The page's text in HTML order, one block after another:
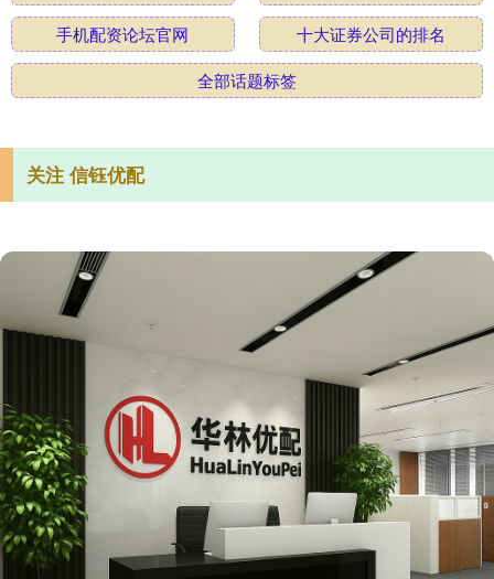
手机配资论坛官网
十大证券公司的排名
全部话题标签
关注 信钰优配